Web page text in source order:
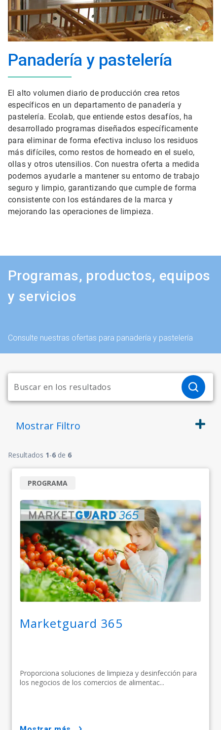
Panadería y pastelería
El alto volumen diario de producción crea retos
específicos en un departamento de panadería y
pastelería. Ecolab, que entiende estos desafíos, ha
desarrollado programas diseñados específicamente
para eliminar de forma efectiva incluso los residuos
más difíciles, como restos de horneado en el suelo,
ollas y otros utensilios. Con nuestra oferta a medida
podemos ayudarle a mantener su entorno de trabajo
seguro y limpio, garantizando que cumple de forma
consistente con los estándares de la marca y
mejorando las operaciones de limpieza.
Programas, productos, equipos
y servicios
Consulte nuestras ofertas para panadería y pastelería
Mostrar Filtro
Resultados 1-6 de 6
Marketguard 365
Proporciona soluciones de limpieza y desinfección para
los negocios de los comercios de alimentac...
PROGRAMA